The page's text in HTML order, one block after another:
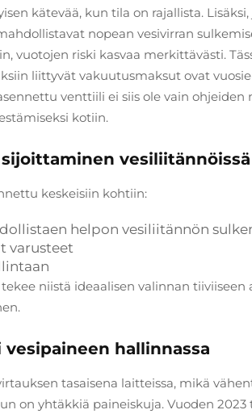
kätevää, kun tila on rajallista.
nopean vesivirran
vuotojen riski kasvaa merkittävästi.
liittyvät vakuutusmaksut ovat
venttiili ei siis ole vain ohjeiden
kotiin.
vesiliitännöissä
keskeisiin kohtiin:
helpon vesiliitännön
varusteet
niistä ideaalisen valinnan
hallinnassa
tasaisena laitteissa, mikä
on yhtäkkiä paineiskuja. Vuoden